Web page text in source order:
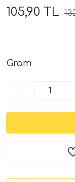
105,90 TL
Gram
-